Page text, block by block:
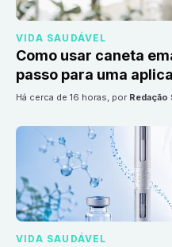
VIDA SAUDÁVEL
Como usar caneta
passo para uma
há cerca de 16 horas, por Redação
VIDA SAUDÁVEL